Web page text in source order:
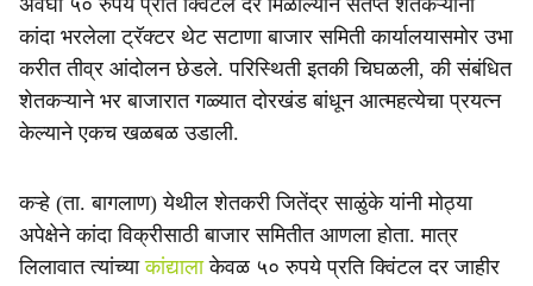
e
अवघा ५० रुपये प्रति क्विंटल दर मिळाल्याने संतप्त शेतकऱ्यांनी
कांदा भरलेला ट्रॅक्टर थेट सटाणा बाजार समिती कार्यालयासमोर उभा
करीत तीव्र आंदोलन छेडले. परिस्थिती इतकी चिघळली, की संबंधित
शेतकऱ्याने भर बाजारात गळ्यात दोरखंड बांधून आत्महत्येचा प्रयत्न
केल्याने एकच खळबळ उडाली.
कऱ्हे (ता. बागलाण) येथील शेतकरी जितेंद्र साळुंके यांनी मोठ्या
अपेक्षेने कांदा विक्रीसाठी बाजार समितीत आणला होता. मात्र
लिलावात त्यांच्याकांद्यालाकेवळ ५० रुपये प्रति क्विंटल दर जाहीर